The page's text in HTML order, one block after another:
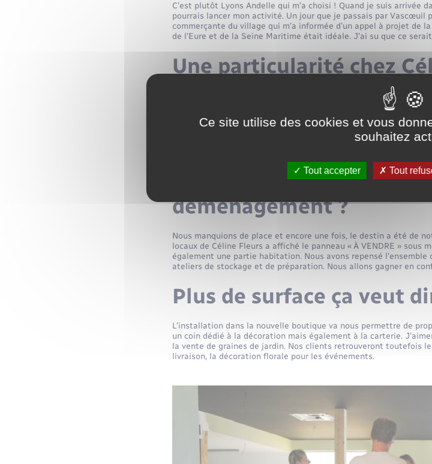
C’est plutôt Lyons Andelle qui m’a choisi ! Quand je suis arrivée
pourrais lancer mon activité. Un jour que je passais par Vascœuil
commerçante du village qui m’a informée d’un appel à projet de
de l’Eure et de la Seine Maritime était idéale. J’ai su que ce
Une particularité chez
Nous avons lancé le premier distributeur de fleurs… de France !
tête car je tenais à avoir un produit qui soit esthétique mais
C’est d’ailleurs une volonté que j’essaye de mener jusque dans
proviennent de France.
La boutique Céline
toujours à Vascœuil.
déménagement ?
Nous manquions de place et encore une fois, le destin a été de
locaux de Céline Fleurs a affiché le panneau « À VENDRE » sous
également une partie habitation. Nous avons repensé
ateliers de stockage et de préparation. Nous allons gagner en
Plus de surface ça veut
L’installation dans la nouvelle boutique va nous permettre de
un coin dédié à la décoration mais également à la carterie.
la vente de graines de jardin. Nos clients retrouveront toutefois
livraison, la décoration florale pour les événements.
Ce site utilise des cookies et vous
souhaitez
Tout accepter Tout